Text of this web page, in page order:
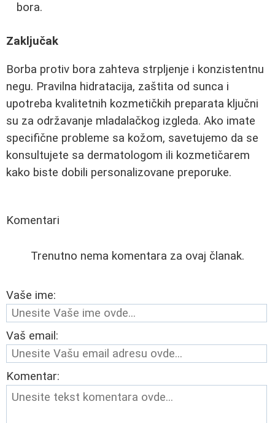
bora.
Zaključak
Borba protiv bora zahteva strpljenje i konzistentnu
negu. Pravilna hidratacija, zaštita od sunca i
upotreba kvalitetnih kozmetičkih preparata ključni
su za održavanje mladalačkog izgleda. Ako imate
specifične probleme sa kožom, savetujemo da se
konsultujete sa dermatologom ili kozmetičarem
kako biste dobili personalizovane preporuke.
Komentari
Trenutno nema komentara za ovaj članak.
Vaše ime:
Vaš email:
Komentar: